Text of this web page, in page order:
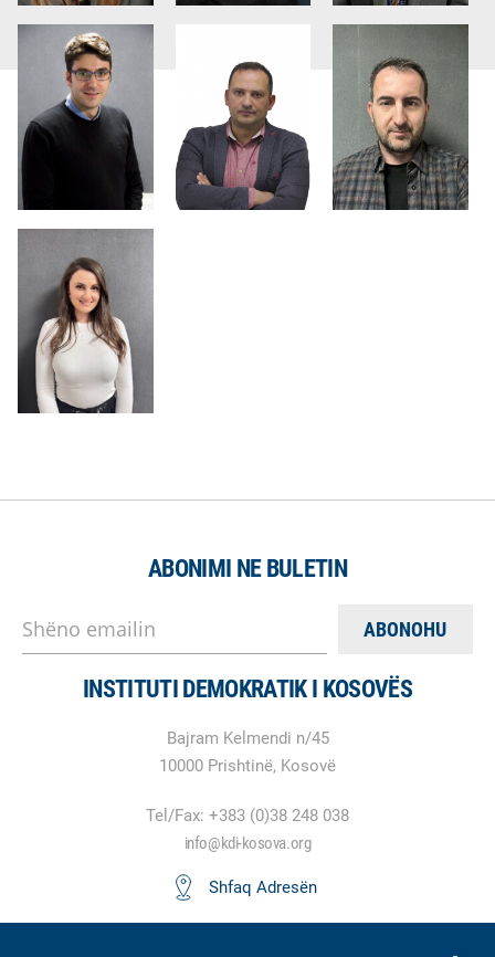
ABONIMI NE BULETIN
Shëno emailin
INSTITUTI DEMOKRATIK I KOSOVËS
Bajram Kelmendi n/45
10000 Prishtinë, Kosovë
Tel/Fax: +383 (0)38 248 038
info@kdi-kosova.org
Shfaq Adresën